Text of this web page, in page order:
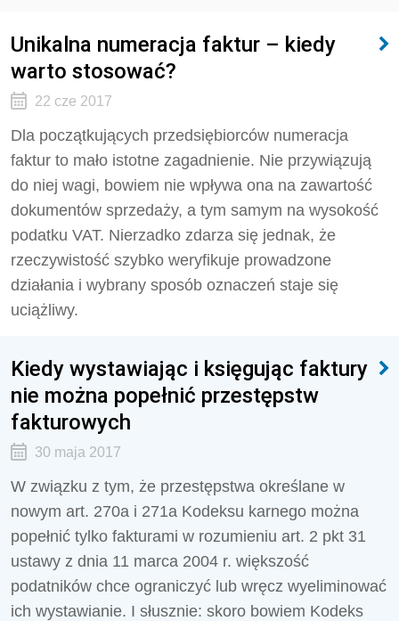
Unikalna numeracja faktur – kiedy
warto stosować?
22 cze 2017
Dla początkujących przedsiębiorców numeracja
faktur to mało istotne zagadnienie. Nie przywiązują
do niej wagi, bowiem nie wpływa ona na zawartość
dokumentów sprzedaży, a tym samym na wysokość
podatku VAT. Nierzadko zdarza się jednak, że
rzeczywistość szybko weryfikuje prowadzone
działania i wybrany sposób oznaczeń staje się
uciążliwy.
Kiedy wystawiając i księgując faktury
nie można popełnić przestępstw
fakturowych
30 maja 2017
W związku z tym, że przestępstwa określane w
nowym art. 270a i 271a Kodeksu karnego można
popełnić tylko fakturami w rozumieniu art. 2 pkt 31
ustawy z dnia 11 marca 2004 r. większość
podatników chce ograniczyć lub wręcz wyeliminować
ich wystawianie. I słusznie: skoro bowiem Kodeks